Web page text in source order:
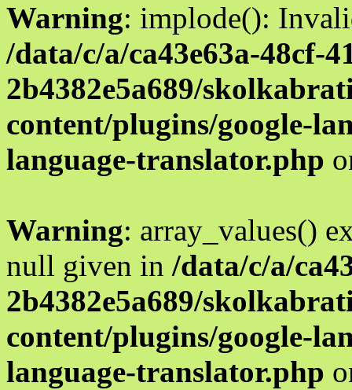
Warning: implode():
/data/c/a/ca43e63a-48cf-
2b4382e5a689/
content/plugins/google-
language-translator.php
Warning: array_values()
null given in /data/c/a/
2b4382e5a689/
content/plugins/google-
language-translator.php